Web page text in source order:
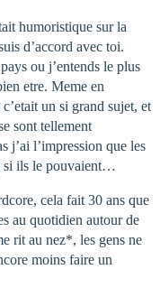
humoristique sur la
d’accord avec toi.
ou j’entends le plus
etre. Meme en
un si grand sujet, et
sont tellement
j’ai l’impression que les
si ils le pouvaient…
cela fait 30 ans que
au quotidien autour de
rit au nez*, les gens ne
moins faire un